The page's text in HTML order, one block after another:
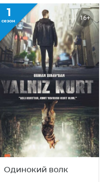
1
сезон 16+
Одинокий волк